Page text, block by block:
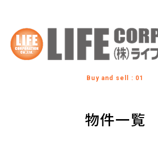
Buy and sell : 01
物件一覧